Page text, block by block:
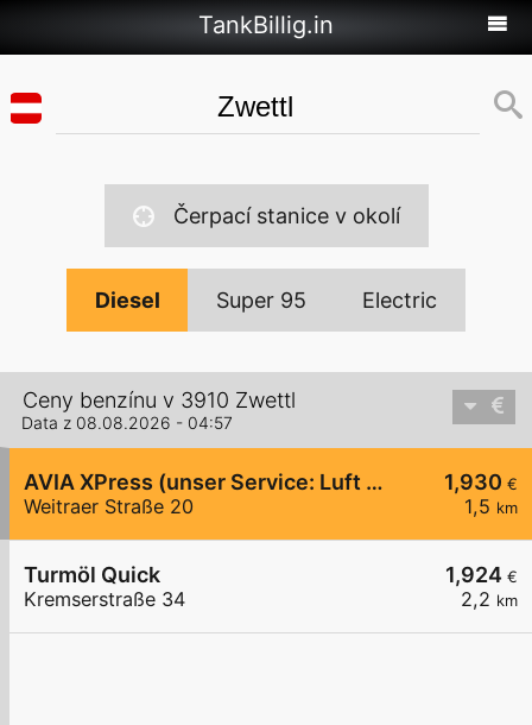
TankBillig.in
Čerpací stanice v okolí
Diesel Super 95 Electric
Ceny benzínu v 3910 Zwettl
Data z 08.08.2026 - 04:57
1,930 €
1,5 km
AVIA XPress (unser Service: Luft und Wasser)
Weitraer Straße 20
1,924 €
2,2 km
Turmöl Quick
Kremserstraße 34